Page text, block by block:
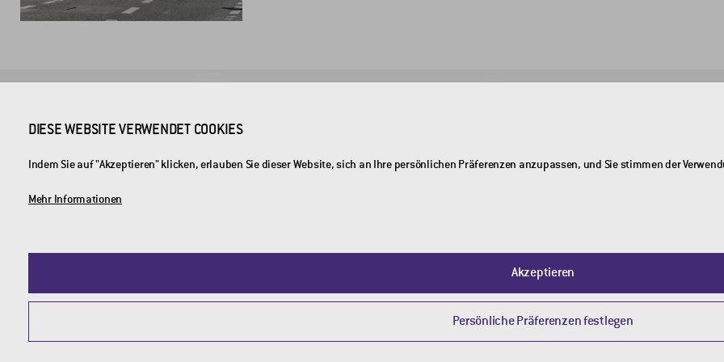
CROSS Zlín, a.s.
Průmyslová 1395
DIESE WEBSITE VERWENDET COOKIES
Indem Sie auf "Akzeptieren" klicken, erlauben Sie dieser Website, sich an Ihre persönlichen Präferenzen anzupassen, und Sie stimmen der
Mehr Informationen
Akzeptieren
Persönliche Präferenzen festlegen